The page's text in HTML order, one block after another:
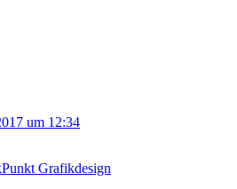
um 12:34
Grafikdesign